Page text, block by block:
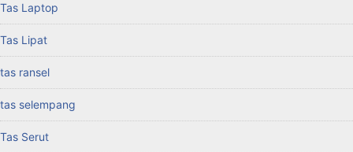
Tas Laptop
Tas Lipat
tas ransel
tas selempang
Tas Serut